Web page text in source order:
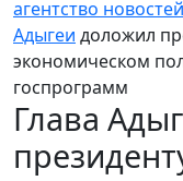
агентство новостей
Адыгеи доложил
экономическом
госпрограмм
Глава